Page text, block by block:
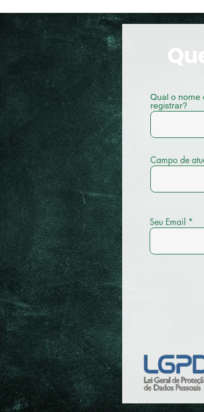
Qual o nome
registrar?
Campo de
Seu Email